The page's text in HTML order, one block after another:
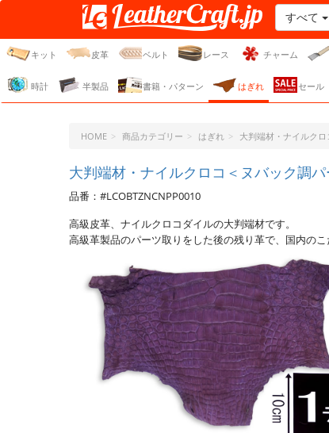
レザークラフト・ドット・
ジェーピー
すべて
キット 皮革 ベルト レース チャーム
時計 半製品 書籍・パターン はぎれ セール
HOME 商品カテゴリー はぎれ 大判端材・ナイルクロ
大判端材・ナイルクロコ＜ヌバック調パ
品番：#LCOBTZNCNPP0010
高級皮革、ナイルクロコダイルの大判端材です。
高級革製品のパーツ取りをした後の残り革で、国内の